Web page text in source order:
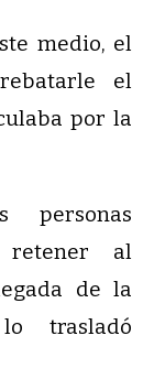
medio, el
el
por la
personas
retener al
de la
trasladó